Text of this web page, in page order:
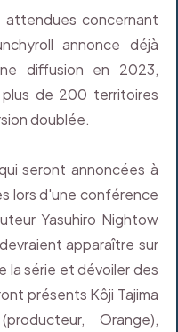
attendues concernant
annonce déjà
diffusion en 2023,
de 200 territoires
doublée.
seront annoncées à
lors d'une conférence
Yasuhiro Nightow
apparaître sur
la série et dévoiler des
présents Kôji Tajima
Orange),